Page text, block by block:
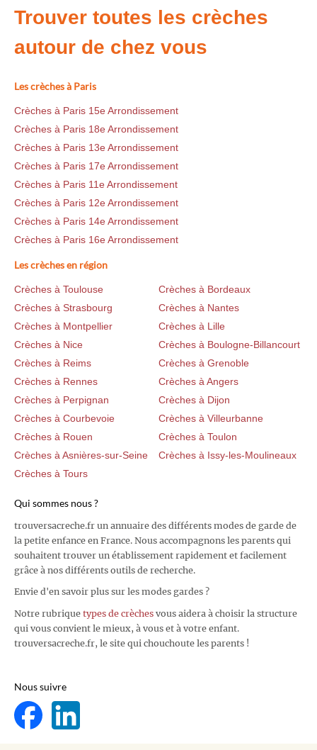
Trouver toutes les crèches
autour de chez vous
Les crèches à Paris
Crèches à Paris 15e Arrondissement
Crèches à Paris 18e Arrondissement
Crèches à Paris 13e Arrondissement
Crèches à Paris 17e Arrondissement
Crèches à Paris 11e Arrondissement
Crèches à Paris 12e Arrondissement
Crèches à Paris 14e Arrondissement
Crèches à Paris 16e Arrondissement
Les crèches en région
Crèches à Toulouse
Crèches à Bordeaux
Crèches à Strasbourg
Crèches à Nantes
Crèches à Montpellier
Crèches à Lille
Crèches à Nice
Crèches à Boulogne-Billancourt
Crèches à Reims
Crèches à Grenoble
Crèches à Rennes
Crèches à Angers
Crèches à Perpignan
Crèches à Dijon
Crèches à Courbevoie
Crèches à Villeurbanne
Crèches à Rouen
Crèches à Toulon
Crèches à Asnières-sur-Seine
Crèches à Issy-les-Moulineaux
Crèches à Tours
Qui sommes nous ?
trouversacreche.fr un annuaire des différents modes de garde de
la petite enfance en France. Nous accompagnons les parents qui
souhaitent trouver un établissement rapidement et facilement
grâce à nos différents outils de recherche.
Envie d'en savoir plus sur les modes gardes ?
Notre rubrique types de crèches vous aidera à choisir la structure
qui vous convient le mieux, à vous et à votre enfant.
trouversacreche.fr, le site qui chouchoute les parents !
Nous suivre